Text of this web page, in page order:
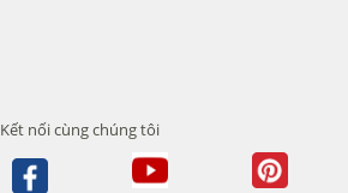
Kết nối cùng chúng tôi